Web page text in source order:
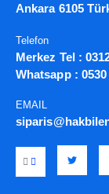
Ankara 6105
Telefon
Merkez Tel :
Whatsapp :
EMAIL